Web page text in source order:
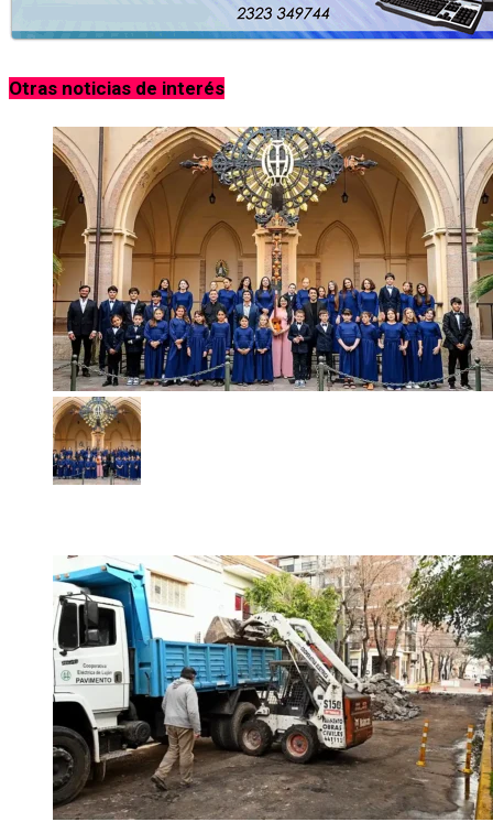
Otras noticias de interés